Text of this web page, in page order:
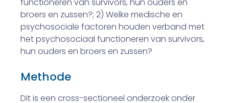
broers en zussen?; 2) Welke medische en
psychosociale factoren houden verband met
het psychosociaal functioneren van survivors,
hun ouders en broers en zussen?
Methode
Dit is een cross-sectioneel onderzoek onder